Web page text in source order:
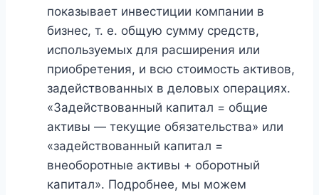
показывает инвестиции компании в
бизнес, т. е. общую сумму средств,
используемых для расширения или
приобретения, и всю стоимость активов,
задействованных в деловых операциях.
«Задействованный капитал = общие
активы — текущие обязательства» или
«задействованный капитал =
внеоборотные активы + оборотный
капитал». Подробнее, мы можем